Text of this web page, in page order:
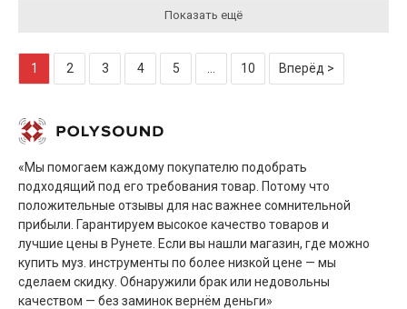
Показать ещё
1 2 3 4 5 10 Вперёд >
«Мы помогаем каждому покупателю подобрать
подходящий под его требования товар. Потому что
положительные отзывы для нас важнее сомнительной
прибыли. Гарантируем высокое качество товаров и
лучшие цены в Рунете. Если вы нашли магазин, где можно
купить муз. инструменты по более низкой цене — мы
сделаем скидку. Обнаружили брак или недовольны
качеством — без заминок вернём деньги»